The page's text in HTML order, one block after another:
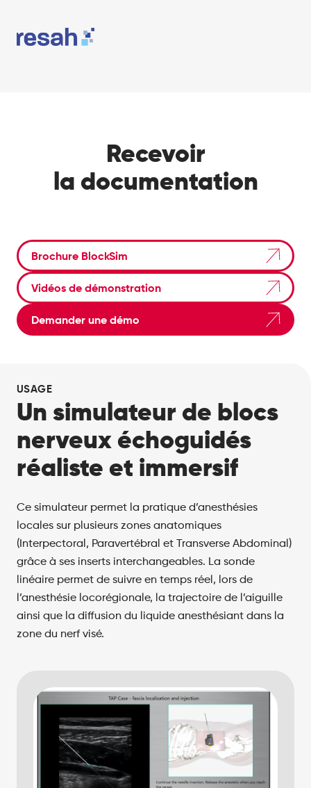
Recevoir
la documentation
Brochure BlockSim
Vidéos de démonstration
Demander une démo
USAGE
Un simulateur de blocs
nerveux échoguidés
réaliste et immersif
Ce simulateur permet la pratique d’anesthésies
locales sur plusieurs zones anatomiques
(Interpectoral, Paravertébral et Transverse Abdominal)
grâce à ses inserts interchangeables. La sonde
linéaire permet de suivre en temps réel, lors de
l’anesthésie locorégionale, la trajectoire de l’aiguille
ainsi que la diffusion du liquide anesthésiant dans la
zone du nerf visé.